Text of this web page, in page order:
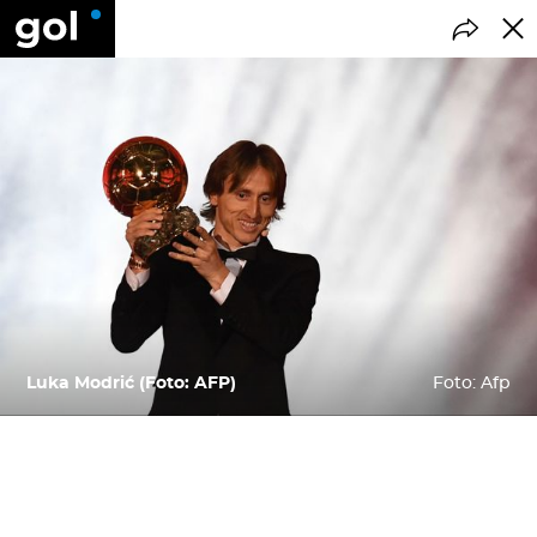
Luka Modrić (Foto: AFP) Foto: Afp